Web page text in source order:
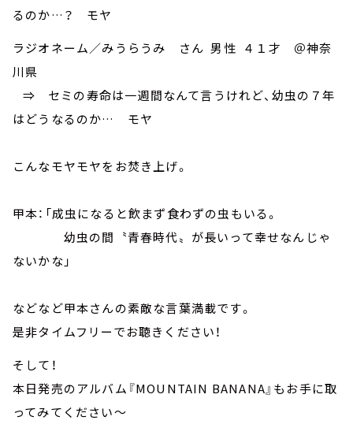
るのか…？ モヤ
ラジオネーム／みうらうみ さん 男性 ４１才 ＠神奈
川県
⇒ セミの寿命は一週間なんて言うけれど、幼虫の７年
はどうなるのか… モヤ
こんなモヤモヤをお焚き上げ。
甲本：「成虫になると飲まず食わずの虫もいる。
幼虫の間〝青春時代〟が長いって幸せなんじゃ
ないかな」
などなど甲本さんの素敵な言葉満載です。
是非タイムフリーでお聴きください！
そして！
本日発売のアルバム『MOUNTAIN BANANA』もお手に取
ってみてください～